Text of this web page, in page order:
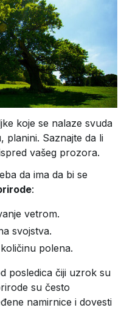
koje se nalaze svuda
planini. Saznajte da li
vašeg prozora.
da ima da bi se
:
vetrom.
svojstva.
polena.
posledica čiji uzrok su
su često
namirnice i dovesti